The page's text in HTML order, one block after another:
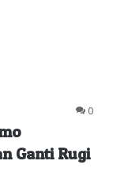
0
Ganti Rugi